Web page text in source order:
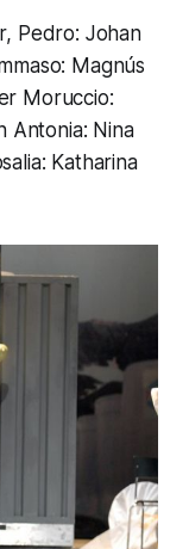
Pedro: Johan
Magnús
Moruccio:
Antonia: Nina
Katharina